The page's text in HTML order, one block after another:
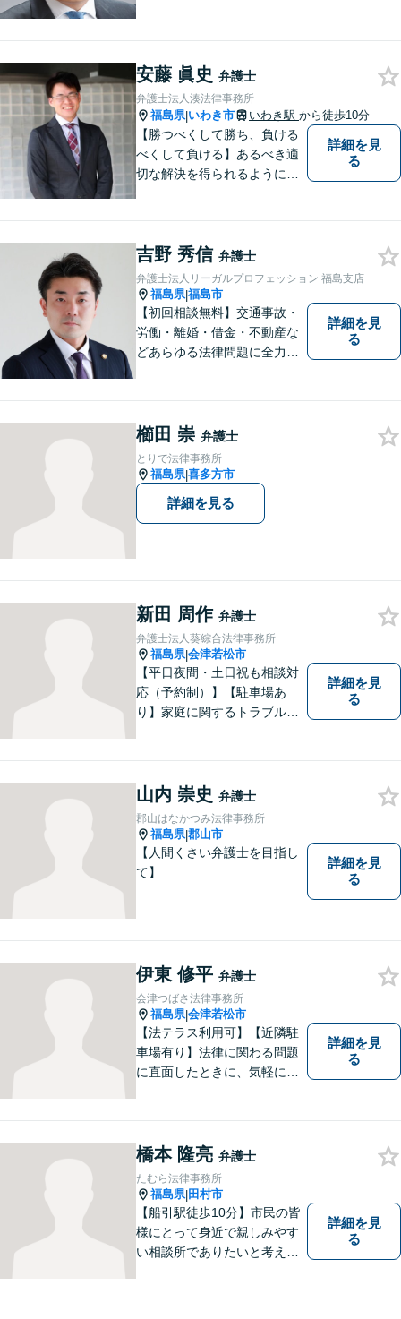
ごとがありましたら、まずは
ご相談ください。
安藤 眞史 弁護士
弁護士法人湊法律事務所
福島県|いわき市 いわき駅 から徒歩10分
【勝つべくして勝ち、負ける
べくして負ける】あるべき適
切な解決を得られるように全
ます。
詳細を見
る
吉野 秀信 弁護士
弁護士法人リーガルプロフェッション 福島支店
福島県|福島市
【初回相談無料】交通事故・
労働・離婚・借金・不動産な
どあらゆる法律問題に全力を
す。お困りの方はまずはご相
談ください。
詳細を見
る
櫛田 崇 弁護士
とりで法律事務所
福島県|喜多方市
詳細を見る
新田 周作 弁護士
弁護士法人葵綜合法律事務所
福島県|会津若松市
【平日夜間・土日祝も相談対
応（予約制）】【駐車場あ
り】家庭に関するトラブルか
詳細を見
る
山内 崇史 弁護士
郡山はなかつみ法律事務所
福島県|郡山市
【人間くさい弁護士を目指し
て】
詳細を見
る
伊東 修平 弁護士
会津つばさ法律事務所
福島県|会津若松市
【法テラス利用可】【近隣駐
車場有り】法律に関わる問題
に直面したときに、気軽に相
なるようなことがありました
ら、お気軽にご相談くださ
い。
詳細を見
る
橋本 隆亮 弁護士
たむら法律事務所
福島県|田村市
【船引駅徒歩10分】市民の皆
様にとって身近で親しみやす
い相談所でありたいと考えて
詳細を見
る